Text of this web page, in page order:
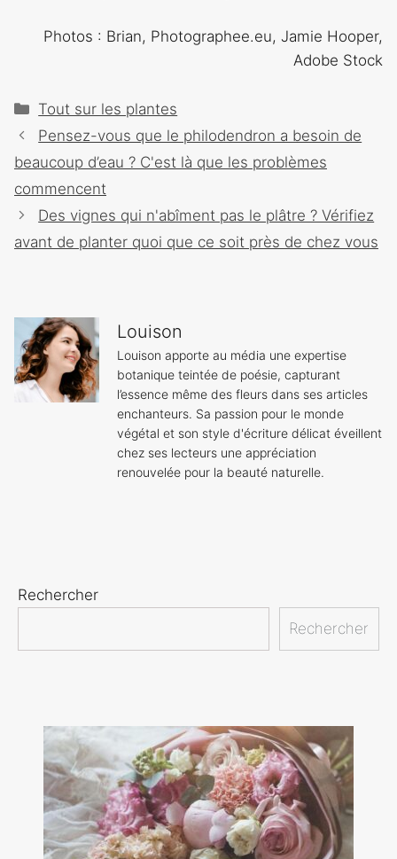
Photos : Brian, Photographee.eu, Jamie Hooper,
Adobe Stock
Catégories
Tout sur les plantes
Navigation
des
Pensez-vous que le philodendron a besoin de
beaucoup d’eau ? C'est là que les problèmes
commencent
Des vignes qui n'abîment pas le plâtre ? Vérifiez
avant de planter quoi que ce soit près de chez vous
Louison
Louison apporte au média une expertise
botanique teintée de poésie, capturant
l’essence même des fleurs dans ses articles
enchanteurs. Sa passion pour le monde
végétal et son style d'écriture délicat éveillent
chez ses lecteurs une appréciation
renouvelée pour la beauté naturelle.
Rechercher
Rechercher